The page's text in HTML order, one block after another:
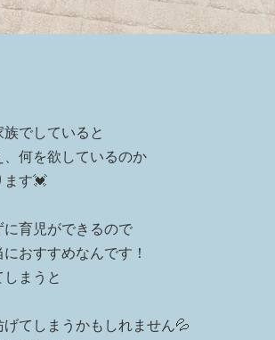
でしていると
何を欲しているのか
ます💓
育児ができるので
おすすめなんです！
まうと
てしまうかもしれません💦